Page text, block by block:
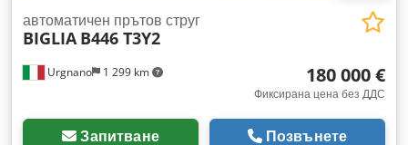
Urgnano 1 299 km
автоматичен прътов струг
BIGLIA B446 T3Y2
180 000 €
Фиксирана цена без ДДС
Запитване Позвънете